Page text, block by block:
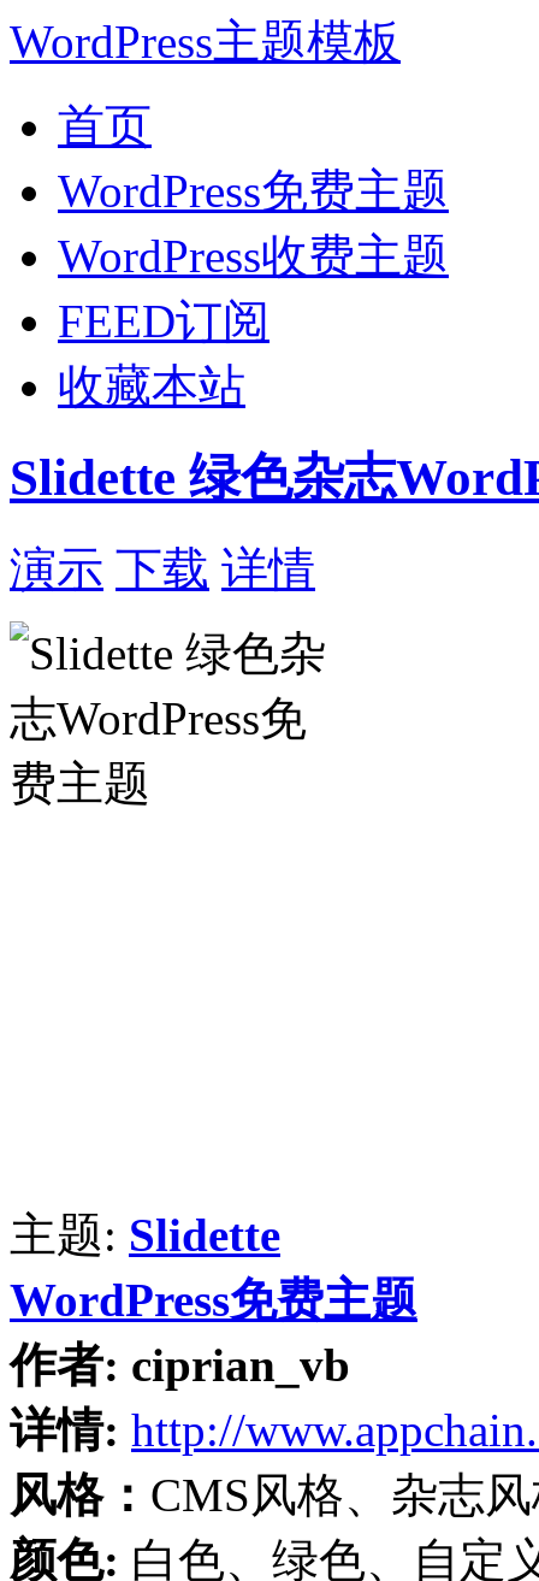
WordPress主题模板
首页
WordPress免费主题
WordPress收费主题
FEED订阅
收藏本站
Slidette 绿色杂志
演示 下载 详情
主题: Slidette
WordPress免费主题
作者: ciprian_vb
详情: http://
风格： CMS风格、杂志
颜色: 白色、绿色、自定